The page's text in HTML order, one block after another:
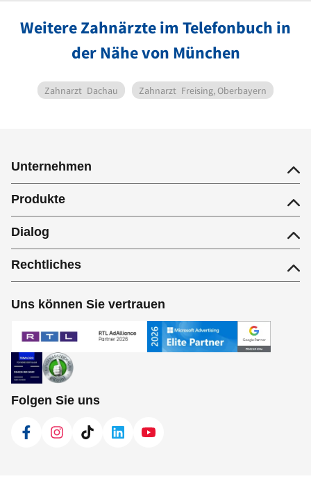
Weitere Zahnärzte im Telefonbuch in
der Nähe von München
Zahnarzt Dachau Zahnarzt Freising, Oberbayern
Unternehmen
Produkte
Dialog
Rechtliches
Uns können Sie vertrauen
Folgen Sie uns